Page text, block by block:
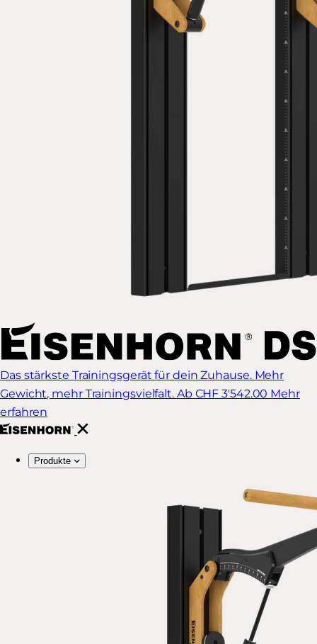
Das stärkste Trainingsgerät für dein Zuhause. Mehr
Gewicht, mehr Trainingsvielfalt. Ab CHF 3'542.00 Mehr
erfahren
Produkte